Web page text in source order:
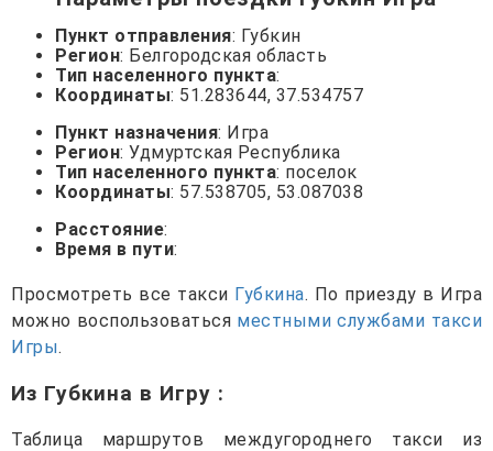
Пункт отправления: Губкин
Регион: Белгородская область
Тип населенного пункта:
Координаты: 51.283644, 37.534757
Пункт назначения: Игра
Регион: Удмуртская Республика
Тип населенного пункта: поселок
Координаты: 57.538705, 53.087038
Расстояние:
Время в пути:
Просмотреть все такси Губкина. По приезду в Игра
можно воспользоваться местными службами такси
Игры.
Из Губкина в Игру :
Таблица маршрутов междугороднего такси из